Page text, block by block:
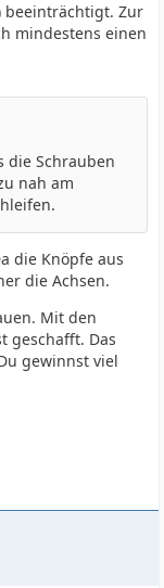
beeinträchtigt. Zur
mindestens einen
die Schrauben
nah am
die Knöpfe aus
die Achsen.
Mit den
geschafft. Das
gewinnst viel